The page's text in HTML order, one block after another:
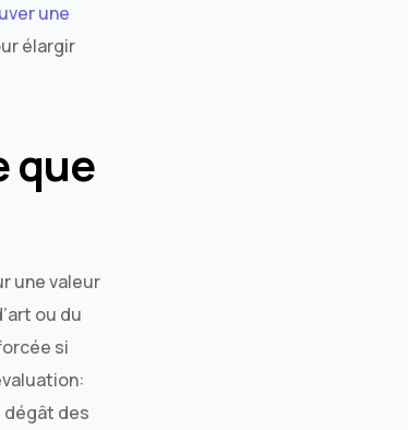
une
élargir
que
une valeur
ou du
si
dégât des